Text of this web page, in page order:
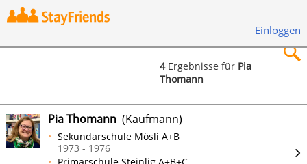
Einloggen
4Ergebnisse für Pia
Thomann
Pia Thomann (Kaufmann)
Sekundarschule Mösli A+B
1973 - 1976
Primarschule Steinlig A+B+C